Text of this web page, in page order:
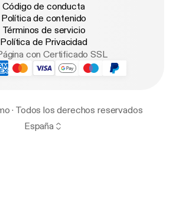
Código de conducta
Política de contenido
Términos de servicio
Política de Privacidad
con Certificado SSL
· Todos los derechos reservados
España